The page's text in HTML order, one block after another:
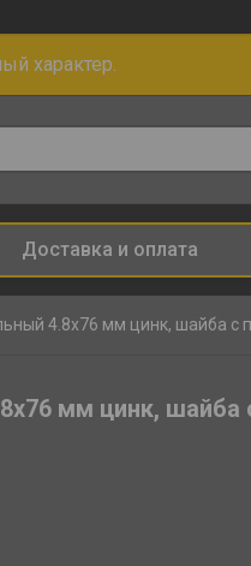
характер.
Доставка и оплата
4.8х76 мм цинк, шайба с
мм цинк, шайба